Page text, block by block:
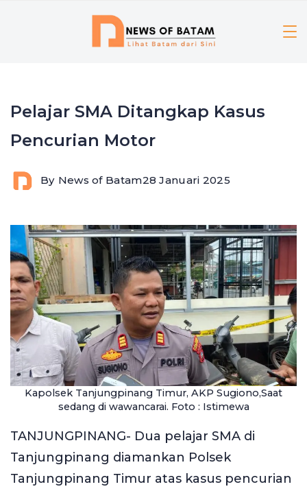
Pelajar SMA Ditangkap Kasus
Pencurian Motor
By News of Batam28 Januari 2025
Kapolsek Tanjungpinang Timur, AKP Sugiono,Saat
sedang di wawancarai. Foto : Istimewa
TANJUNGPINANG- Dua pelajar SMA di
Tanjungpinang diamankan Polsek
Tanjungpinang Timur atas kasus pencurian